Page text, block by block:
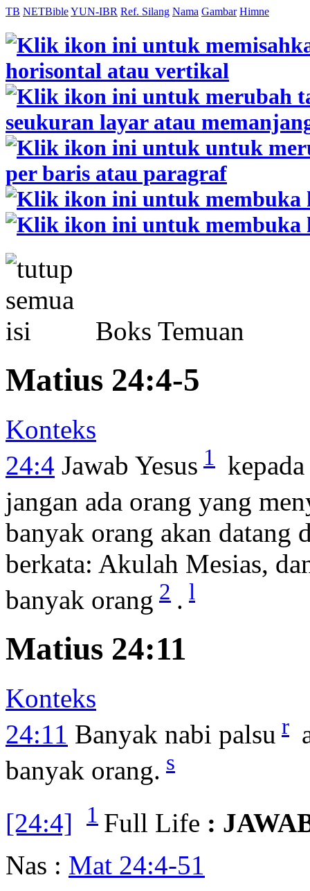
TB NETBibleYUN-IBR Ref. Silang Nama Gambar Himne
Boks Temuan
Matius 24:4-5
Konteks
24:4 Jawab Yesus 1
jangan ada orang yang
banyak orang akan datang
berkata: Akulah Mesias,
banyak orang 2 . l
Matius 24:11
Konteks
24:11 Banyak nabi palsu r
banyak orang. s
[24:4] 1 Full Life :
Nas : Mat 24:4-51